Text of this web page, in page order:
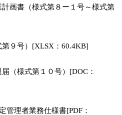
画書（様式第８ー１号～様式第
９号）[XLSX：60.4KB]
（様式第１０号）[DOC：
管理者業務仕様書[PDF：